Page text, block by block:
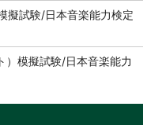
擬試験/日本音楽能力検定
）模擬試験/日本音楽能力